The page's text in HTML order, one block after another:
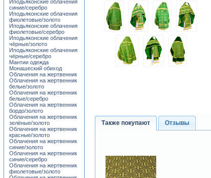
Также покупают Отзывы
Иподьяконские облачения
синие/серебро
Иподьяконские облачения
фиолетовые/золото
Иподьяконские облачения
фиолетовые/серебро
Иподьяконские облачения
чёрные/золото
Иподьяконские облачения
чёрные/серебро
Мантии одежда
Монашеский обиход
Облачения на жертвенник
Облачения на жертвенник
белые/золото
Облачения на жертвенник
белые/серебро
Облачения на жертвенник
бордо/золото
Облачения на жертвенник
зелёные/золото
Облачения на жертвенник
красные/золото
Облачения на жертвенник
синие/золото
Облачения на жертвенник
синие/серебро
Облачения на жертвенник
фиолетовые/золото